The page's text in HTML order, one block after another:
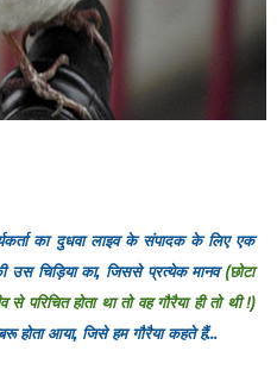
का दुधवा लाइव के संपादक के लिए एक
उस चिड़िया का, जिससे प्रत्येक मानव(छोटा
परिचित होता था तो वह गौरैया ही तो थी !)
होता आया, जिसे हम गौरैया कहते हैं...